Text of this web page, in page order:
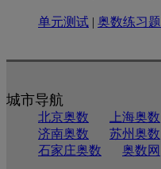
单元测试 | 奥数练习题
城市导航
北京奥数 上海奥数
济南奥数
苏州奥数
石家庄奥数
奥数网